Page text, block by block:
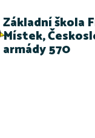
Základní škola
Místek,
armády 570